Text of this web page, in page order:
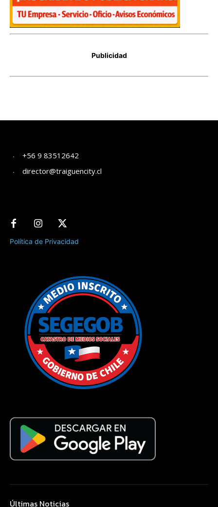
+56 9 83512642
director@traiguencity.cl
Política de Privacidad
Últimas Noticias